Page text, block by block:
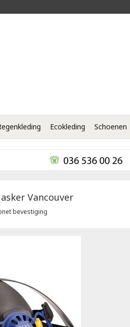
Ecokleding Schoenen
Vancouver
bevestiging